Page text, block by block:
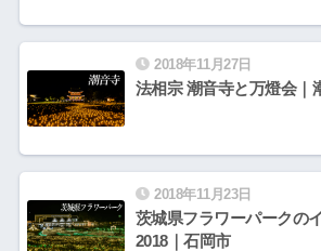
2018年11月27日
法相宗 潮音寺と万燈会｜
2018年11月23日
茨城県フラワーパークの
2018｜石岡市